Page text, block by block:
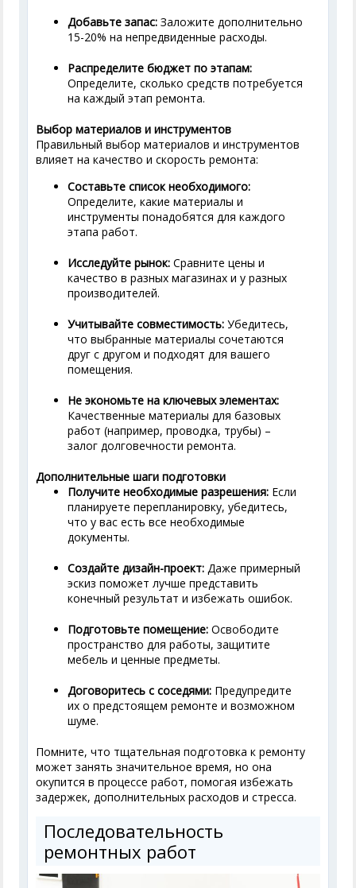
Добавьте запас: Заложите дополнительно
15-20% на непредвиденные расходы.
Распределите бюджет по этапам:
Определите, сколько средств потребуется
на каждый этап ремонта.
Выбор материалов и инструментов
Правильный выбор материалов и инструментов
влияет на качество и скорость ремонта:
Составьте список необходимого:
Определите, какие материалы и
инструменты понадобятся для каждого
этапа работ.
Исследуйте рынок: Сравните цены и
качество в разных магазинах и у разных
производителей.
Учитывайте совместимость: Убедитесь,
что выбранные материалы сочетаются
друг с другом и подходят для вашего
помещения.
Не экономьте на ключевых элементах:
Качественные материалы для базовых
работ (например, проводка, трубы) –
залог долговечности ремонта.
Дополнительные шаги подготовки
Получите необходимые разрешения: Если
планируете перепланировку, убедитесь,
что у вас есть все необходимые
документы.
Создайте дизайн-проект: Даже примерный
эскиз поможет лучше представить
конечный результат и избежать ошибок.
Подготовьте помещение: Освободите
пространство для работы, защитите
мебель и ценные предметы.
Договоритесь с соседями: Предупредите
их о предстоящем ремонте и возможном
шуме.
Помните, что тщательная подготовка к ремонту
может занять значительное время, но она
окупится в процессе работ, помогая избежать
задержек, дополнительных расходов и стресса.
Последовательность
ремонтных работ